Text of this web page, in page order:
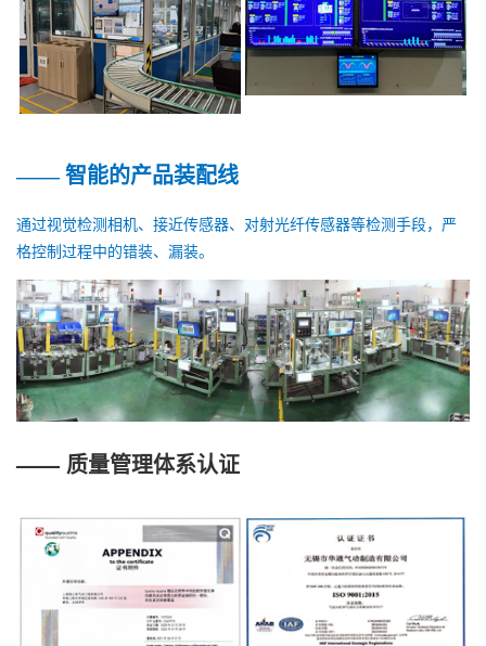
—— 智能的产品装配线
通过视觉检测相机、接近传感器、对射光纤传感器等检测手段，严
格控制过程中的错装、漏装。
—— 质量管理体系认证